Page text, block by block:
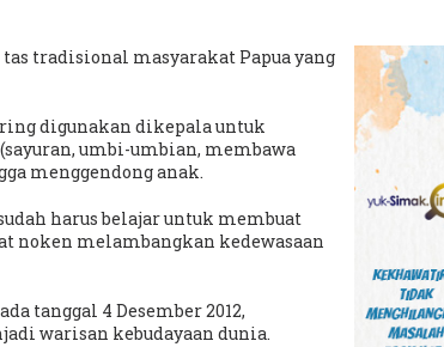
tradisional masyarakat Papua yang
digunakan dikepala untuk
umbi-umbian, membawa
menggendong anak.
harus belajar untuk membuat
noken melambangkan kedewasaan
tanggal 4 Desember 2012,
warisan kebudayaan dunia.